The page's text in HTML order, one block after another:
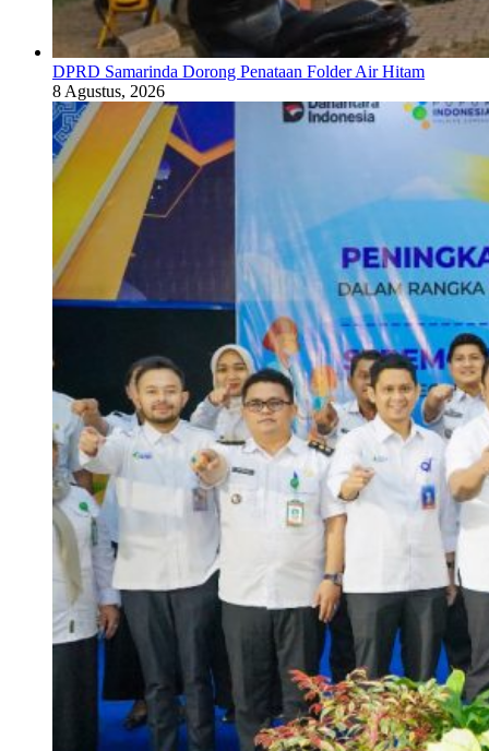
DPRD Samarinda Dorong Penataan Folder Air Hitam
8 Agustus, 2026